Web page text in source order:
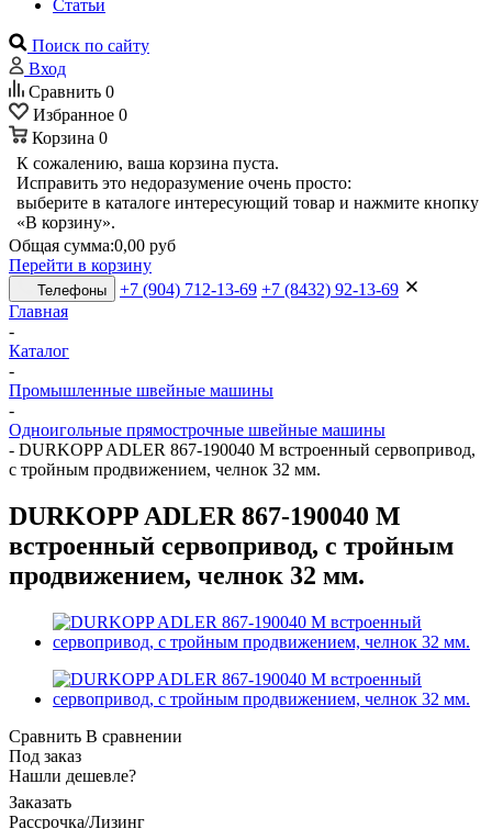
Статьи
Поиск по сайту
Вход
Сравнить 0
Избранное 0
Корзина 0
К сожалению, ваша корзина пуста.
Исправить это недоразумение очень просто:
выберите в каталоге интересующий товар и нажмите кнопку
«В корзину».
Общая сумма:0,00 руб
Перейти в корзину
Телефоны +7 (904) 712-13-69 +7 (8432) 92-13-69
Главная
-
Каталог
-
Промышленные швейные машины
-
Одноигольные прямострочные швейные машины
- DURKOPP ADLER 867-190040 M встроенный сервопривод,
с тройным продвижением, челнок 32 мм.
DURKOPP ADLER 867-190040 M
встроенный сервопривод, с тройным
продвижением, челнок 32 мм.
Сравнить В сравнении
Под заказ
Нашли дешевле?
Заказать
Рассрочка/Лизинг